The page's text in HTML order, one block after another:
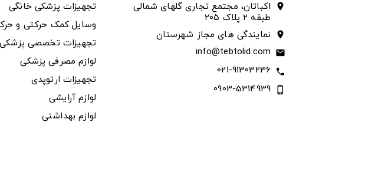
location_on
اکباتان، مجتمع تجاری گلهای شمالی
طبقه ۲ پلاک ۲۰۵
location_on نمایندگی های مجاز شهرستان
email
info@tebtolid.com
call
021-91303236
phone_iphone
0903-5314939
تجهیزات پزشکی خانگی
وسایل کمک حرکتی و
تجهیزات تخصصی پزشکی
لوازم مصرفی پزشکی
تجهیزات ارتوپدی
لوازم آرایشی
لوازم بهداشتی